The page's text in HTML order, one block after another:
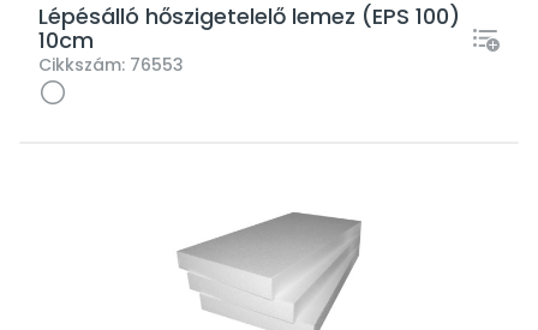
Lépésálló hőszigetelelő lemez (EPS 100)
10cm
Cikkszám: 76553